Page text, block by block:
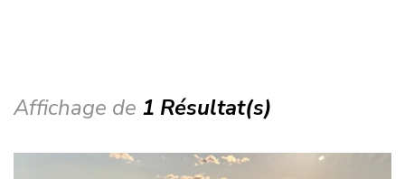
Affichage de 1 Résultat(s)